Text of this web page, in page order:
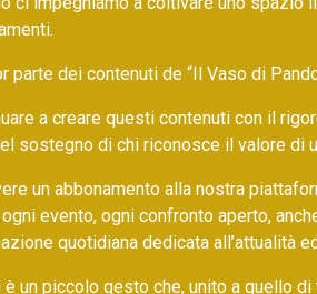
parte dei contenuti de “Il Vaso di
a creare questi contenuti con il
sostegno di chi riconosce il valore di
un abbonamento alla nostra
evento, ogni confronto aperto,
quotidiana dedicata all’attualità
è un piccolo gesto che, unito a quello